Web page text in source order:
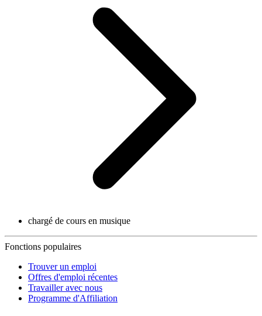
chargé de cours en musique
Fonctions populaires
Trouver un emploi
Offres d'emploi récentes
Travailler avec nous
Programme d'Affiliation